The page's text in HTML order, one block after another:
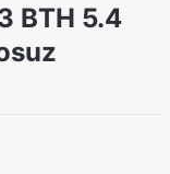
BTH 5.4